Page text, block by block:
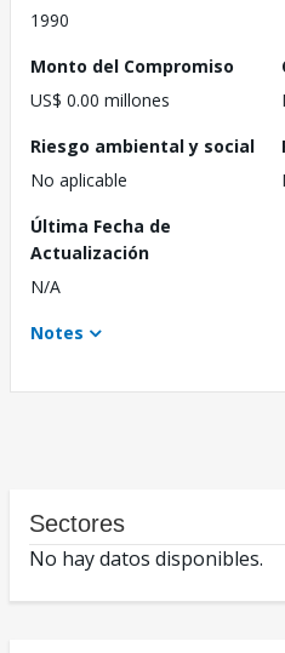
1990
Monto del Compromiso
US$ 0.00 millones
Riesgo ambiental y social
No aplicable
Última Fecha de
Actualización
N/A
Notes
Sectores
No hay datos disponibles.